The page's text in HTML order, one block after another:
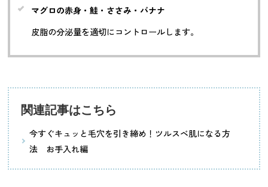
マグロの赤身・鮭・ささみ・バナナ
皮脂の分泌量を適切にコントロールします。
関連記事はこちら
今すぐキュッと毛穴を引き締め！ツルスベ肌になる方
法 お手入れ編